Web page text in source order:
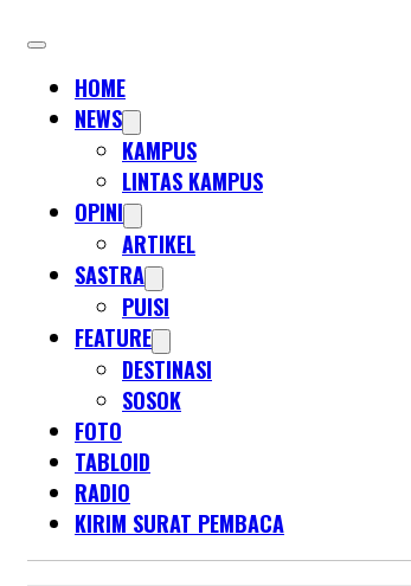
HOME
NEWS
KAMPUS
LINTAS KAMPUS
OPINI
ARTIKEL
SASTRA
PUISI
FEATURE
DESTINASI
SOSOK
FOTO
TABLOID
RADIO
KIRIM SURAT PEMBACA